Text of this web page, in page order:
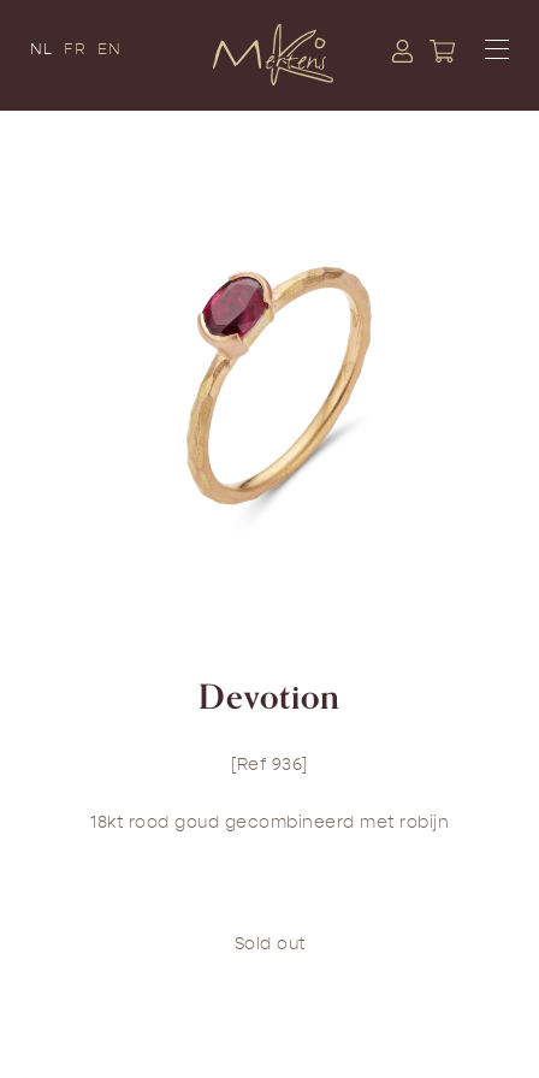
NL FR EN
Devotion
[Ref 936]
18kt rood goud gecombineerd met robijn
Sold out